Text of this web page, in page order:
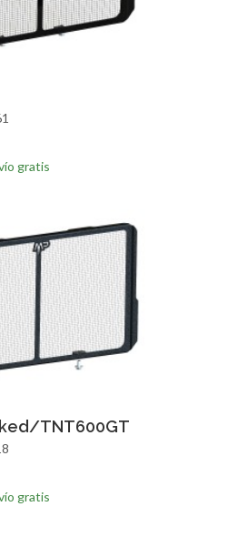
gratis
Vista Rapida
TNT600GT
gratis